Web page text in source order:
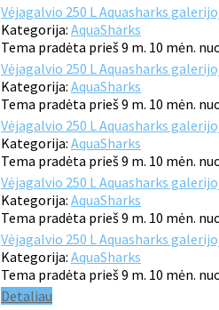
Detaliau
Vėjagalvio 250 L Aquasharks
Kategorija: AquaSharks
Tema pradėta prieš 9 m. 10 mėn.
Vėjagalvio 250 L Aquasharks
Kategorija: AquaSharks
Tema pradėta prieš 9 m. 10 mėn.
Vėjagalvio 250 L Aquasharks
Kategorija: AquaSharks
Tema pradėta prieš 9 m. 10 mėn.
Vėjagalvio 250 L Aquasharks
Kategorija: AquaSharks
Tema pradėta prieš 9 m. 10 mėn.
Vėjagalvio 250 L Aquasharks
Kategorija: AquaSharks
Tema pradėta prieš 9 m. 10 mėn.